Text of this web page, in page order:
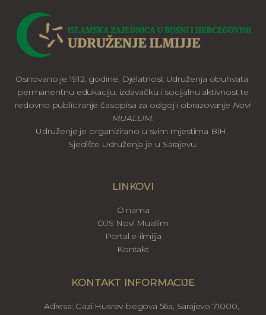
Osnovano je 1912. godine. Djelatnost Udruženja obuhvata
permanentnu edukaciju, izdavačku i socijalnu aktivnost te
redovno publiciranje časopisa za odgoj i obrazovanje Novi
MUALLIM.
Udruženje je organizirano u svim mjestima BiH.
Sjedište Udruženja je u Sarajevu.
LINKOVI
O nama
OJS Novi Muallim
Portal e-ilmijja
Kontakt
KONTAKT INFORMACIJE
Adresa: Gazi Husrev-begova 56a, Sarajevo 71000,